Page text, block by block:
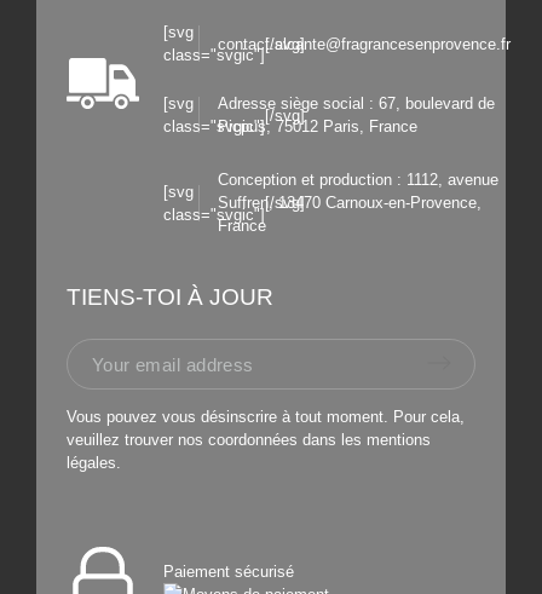
[svg
class="svgic"]
[/svg]
contact.alcante@fragrancesenprovence.fr
[svg
class="svgic"]
[/svg]
Adresse siège social : 67, boulevard de
Picpus, 75012 Paris, France
[svg
class="svgic"]
[/svg]
Conception et production : 1112, avenue
Suffren, 13470 Carnoux-en-Provence,
France
TIENS-TOI À JOUR
Vous pouvez vous désinscrire à tout moment. Pour cela,
veuillez trouver nos coordonnées dans les mentions
légales.
Paiement sécurisé